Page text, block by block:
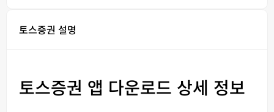
토스증권 설명
토스증권 앱 다운로드 상세 정보